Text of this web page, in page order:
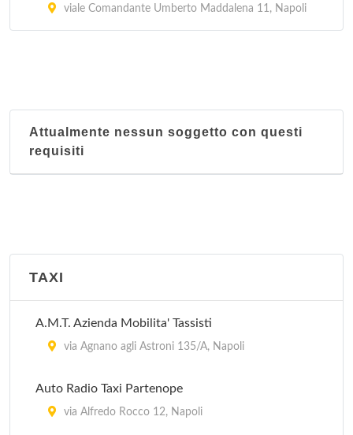
viale Comandante Umberto Maddalena 11, Napoli
Attualmente nessun soggetto con questi
requisiti
TAXI
A.M.T. Azienda Mobilita' Tassisti
via Agnano agli Astroni 135/A, Napoli
Auto Radio Taxi Partenope
via Alfredo Rocco 12, Napoli